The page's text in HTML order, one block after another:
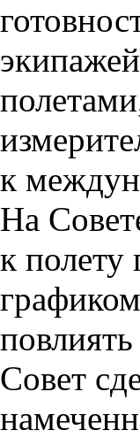
к
На
к полету
Совет